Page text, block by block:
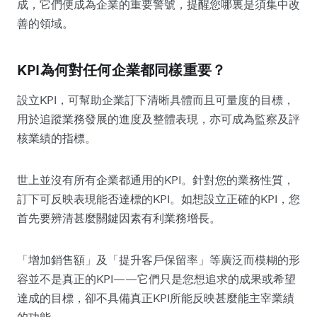
成，它們便成為企業的重要警號，提醒您哪裏是須集中改
善的領域。
KPI為何對任何企業都同樣重要？
設立KPI，可幫助企業訂下清晰具體而且可量度的目標，
用於追蹤業務發展的進度及整體表現，亦可成為監察及評
核業績的指標。
世上並沒有所有企業都通用的KPI。針對您的業務性質，
訂下可反映表現能否達標的KPI。如想設立正確的KPI，您
首先要辨清甚麼關鍵因素有利業務增長。
「增加銷售額」及「提升客戶保留率」等廣泛而模糊的形
容並不是真正的KPI——它們只是您想追求的成果或希望
達成的目標，卻不具備真正KPI所能反映甚麼能主宰業績